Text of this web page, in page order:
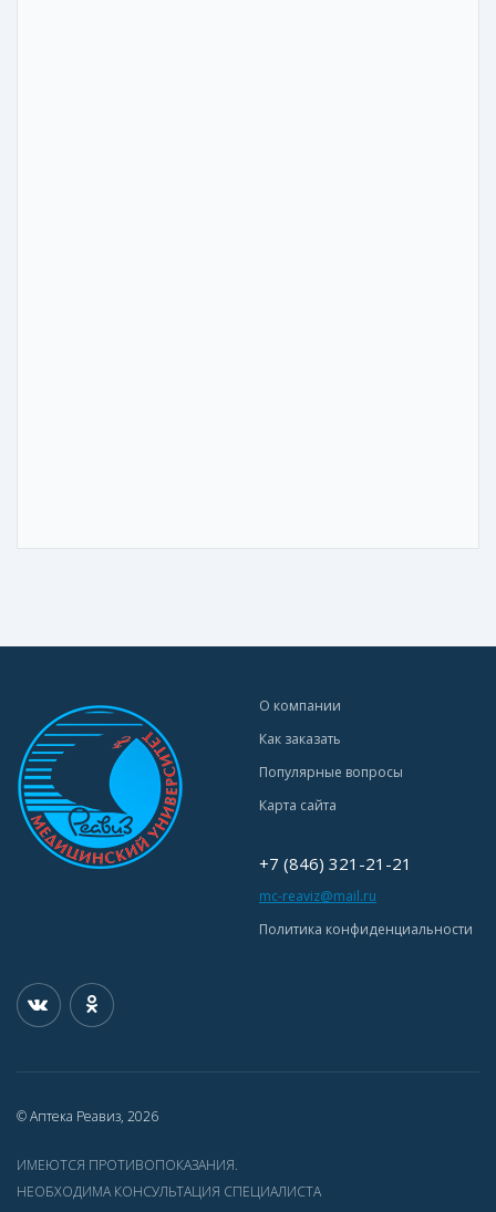
О компании
Как заказать
Популярные вопросы
Карта сайта
+7 (846) 321-21-21
mc-reaviz@mail.ru
Политика конфиденциальности
© Аптека Реавиз, 2026
ИМЕЮТСЯ ПРОТИВОПОКАЗАНИЯ.
НЕОБХОДИМА КОНСУЛЬТАЦИЯ СПЕЦИАЛИСТА